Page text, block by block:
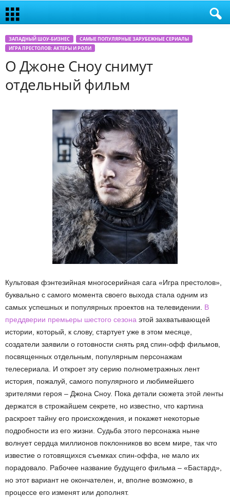
ЗАПАДНЫЙ ШОУ-БИЗНЕС
САМЫЕ ПОПУЛЯРНЫЕ ЗАРУБЕЖНЫЕ СЕРИАЛЫ
ИГРА ПРЕСТОЛОВ: АКТЕРЫ И РОЛИ
О Джоне Сноу снимут
отдельный фильм
Культовая фэнтезийная многосерийная сага «Игра престолов»,
буквально с самого момента своего выхода стала одним из
самых успешных и популярных проектов на телевидении. В
преддверии премьеры шестого сезона этой захватывающей
истории, который, к слову, стартует уже в этом месяце,
создатели заявили о готовности снять ряд спин-офф фильмов,
посвященных отдельным, популярным персонажам
телесериала. И откроет эту серию полнометражных лент
история, пожалуй, самого популярного и любимейшего
зрителями героя – Джона Сноу. Пока детали сюжета этой ленты
держатся в строжайшем секрете, но известно, что картина
раскроет тайну его происхождения, и покажет некоторые
подробности из его жизни. Судьба этого персонажа ныне
волнует сердца миллионов поклонников во всем мире, так что
известие о готовящихся съемках спин-оффа, не мало их
порадовало. Рабочее название будущего фильма – «Бастард»,
но этот вариант не окончателен, и, вполне возможно, в
процессе его изменят или дополнят.